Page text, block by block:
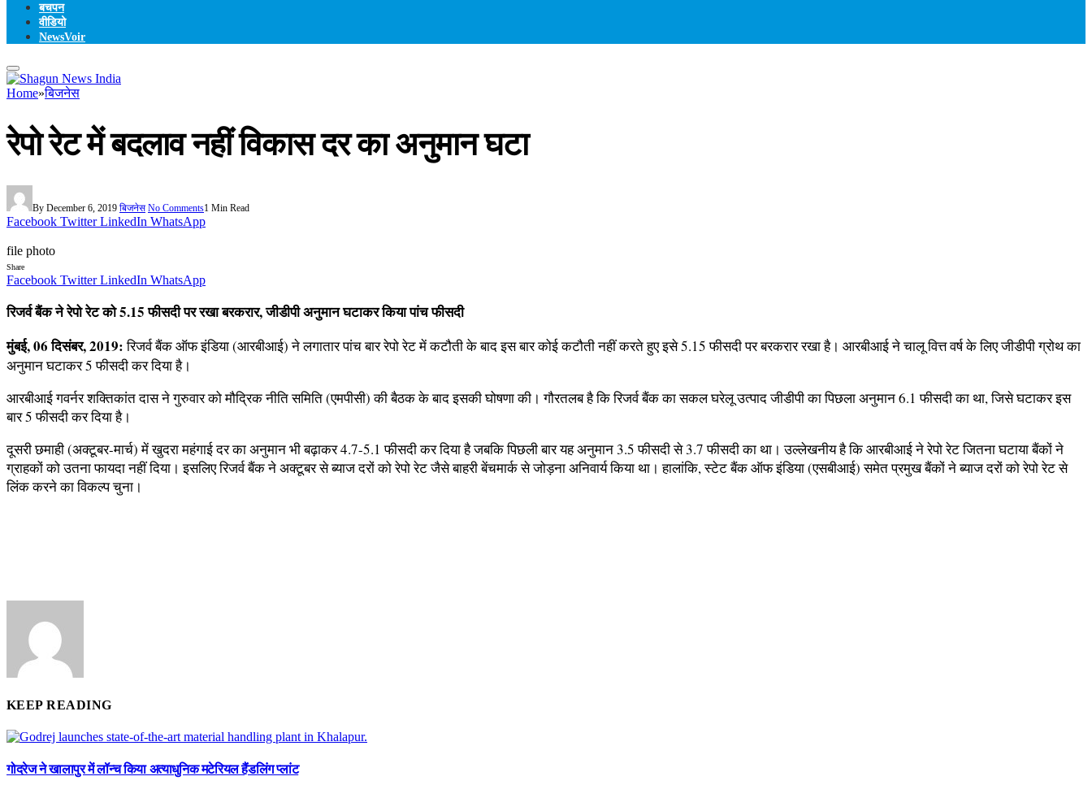
बचपन
वीडियो
NewsVoir
Home»बिजनेस
रेपो रेट में बदलाव नहीं विकास दर का अनुमान घटा
By December 6, 2019 बिजनेस No Comments1 Min Read
Facebook Twitter LinkedIn WhatsApp
file photo
Share
Facebook Twitter LinkedIn WhatsApp
रिजर्व बैंक ने रेपो रेट को 5.15 फीसदी पर रखा बरकरार, जीडीपी अनुमान घटाकर किया पांच फीसदी
मुंबई, 06 दिसंबर, 2019:रिजर्व बैंक ऑफ इंडिया (आरबीआई) ने लगातार पांच बार रेपो रेट में कटौती के बाद इस बार कोई कटौती नहीं करते हुए इसे 5.15 फीसदी पर बरकरार रखा है। आरबीआई ने चालू वित्त वर्ष के लिए जीडीपी ग्रोथ का
अनुमान घटाकर 5 फीसदी कर दिया है।
आरबीआई गवर्नर शक्तिकांत दास ने गुरुवार को मौद्रिक नीति समिति (एमपीसी) की बैठक के बाद इसकी घोषणा की। गौरतलब है कि रिजर्व बैंक का सकल घरेलू उत्पाद जीडीपी का पिछला अनुमान 6.1 फीसदी का था, जिसे घटाकर इस
बार 5 फीसदी कर दिया है।
दूसरी छमाही (अक्टूबर-मार्च) में खुदरा महंगाई दर का अनुमान भी बढ़ाकर 4.7-5.1 फीसदी कर दिया है जबकि पिछली बार यह अनुमान 3.5 फीसदी से 3.7 फीसदी का था। उल्लेखनीय है कि आरबीआई ने रेपो रेट जितना घटाया बैंकों ने
ग्राहकों को उतना फायदा नहीं दिया। इसलिए रिजर्व बैंक ने अक्टूबर से ब्याज दरों को रेपो रेट जैसे बाहरी बेंचमार्क से जोड़ना अनिवार्य किया था। हालांकि, स्टेट बैंक ऑफ इंडिया (एसबीआई) समेत प्रमुख बैंकों ने ब्याज दरों को रेपो रेट से
लिंक करने का विकल्प चुना।
KEEP READING
गोदरेज ने खालापुर में लॉन्च किया अत्याधुनिक मटेरियल हैंडलिंग प्लांट